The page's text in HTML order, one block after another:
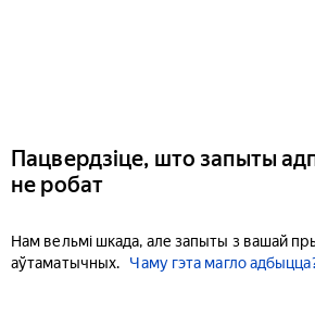
Пацвердзіце, што запыты
не робат
Нам вельмі шкада, але запыты з вашай
аўтаматычных.
Чаму гэта магло